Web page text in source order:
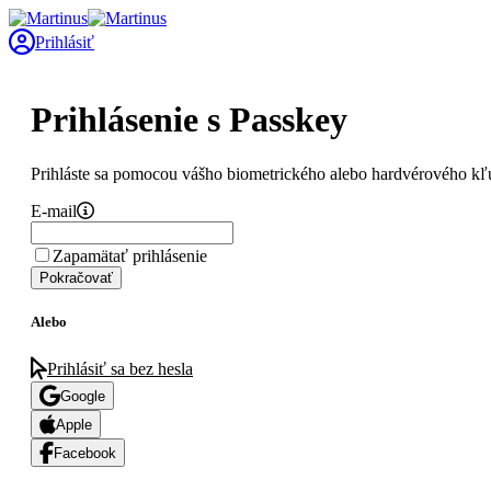
Prihlásiť
Prihlásenie s Passkey
Prihláste sa pomocou vášho biometrického alebo hardvérového
E-mail
Zapamätať prihlásenie
Pokračovať
Alebo
Prihlásiť sa bez hesla
Google
Apple
Facebook